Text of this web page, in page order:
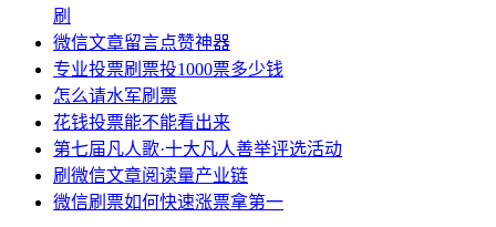
刷
微信文章留言点赞神器
专业投票刷票投1000票多少钱
怎么请水军刷票
花钱投票能不能看出来
第七届凡人歌·十大凡人善举评选活动
刷微信文章阅读量产业链
微信刷票如何快速涨票拿第一